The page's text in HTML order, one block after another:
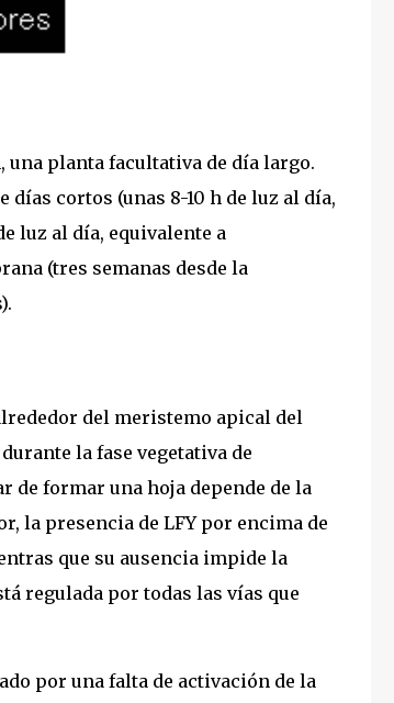
planta facultativa de día largo.
cortos (unas 8-10 h de luz al día,
luz al día, equivalente a
(tres semanas desde la
del meristemo apical del
la fase vegetativa de
de formar una hoja depende de la
la presencia de LFY por encima de
que su ausencia impide la
regulada por todas las vías que
por una falta de activación de la